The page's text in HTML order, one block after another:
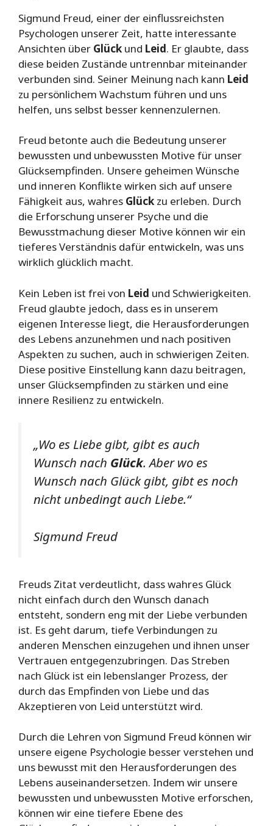
Sigmund Freud, einer der einflussreichsten
Psychologen unserer Zeit, hatte interessante
Ansichten über Glück und Leid. Er glaubte, dass
diese beiden Zustände untrennbar miteinander
verbunden sind. Seiner Meinung nach kann Leid
zu persönlichem Wachstum führen und uns
helfen, uns selbst besser kennenzulernen.
Freud betonte auch die Bedeutung unserer
bewussten und unbewussten Motive für unser
Glücksempfinden. Unsere geheimen Wünsche
und inneren Konflikte wirken sich auf unsere
Fähigkeit aus, wahres Glück zu erleben. Durch
die Erforschung unserer Psyche und die
Bewusstmachung dieser Motive können wir ein
tieferes Verständnis dafür entwickeln, was uns
wirklich glücklich macht.
Kein Leben ist frei von Leid und Schwierigkeiten.
Freud glaubte jedoch, dass es in unserem
eigenen Interesse liegt, die Herausforderungen
des Lebens anzunehmen und nach positiven
Aspekten zu suchen, auch in schwierigen Zeiten.
Diese positive Einstellung kann dazu beitragen,
unser Glücksempfinden zu stärken und eine
innere Resilienz zu entwickeln.
„Wo es Liebe gibt, gibt es auch
Wunsch nach Glück. Aber wo es
Wunsch nach Glück gibt, gibt es noch
nicht unbedingt auch Liebe.“
Sigmund Freud
Freuds Zitat verdeutlicht, dass wahres Glück
nicht einfach durch den Wunsch danach
entsteht, sondern eng mit der Liebe verbunden
ist. Es geht darum, tiefe Verbindungen zu
anderen Menschen einzugehen und ihnen unser
Vertrauen entgegenzubringen. Das Streben
nach Glück ist ein lebenslanger Prozess, der
durch das Empfinden von Liebe und das
Akzeptieren von Leid unterstützt wird.
Durch die Lehren von Sigmund Freud können wir
unsere eigene Psychologie besser verstehen und
uns bewusst mit den Herausforderungen des
Lebens auseinandersetzen. Indem wir unsere
bewussten und unbewussten Motive erforschen,
können wir eine tiefere Ebene des